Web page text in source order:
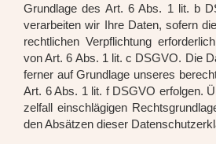
Grund­la­ge des Art. 6 Abs. 1 lit. b
ver­ar­bei­ten wir Ihre Daten, sofern
recht­li­chen Ver­pflich­tung
von Art. 6 Abs. 1 lit. c DSGVO. Die
fer­ner auf Grund­la­ge unse­res
Art. 6 Abs. 1 lit. f DSGVO erfol­gen.
zel­fall ein­schlä­gi­gen
den Absät­zen die­ser